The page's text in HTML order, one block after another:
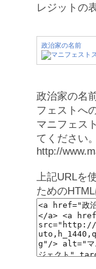
レジットの
政治家の名前
政治家の名
フェストへ
マニフェス
てください。
http://
上記URLを
ための